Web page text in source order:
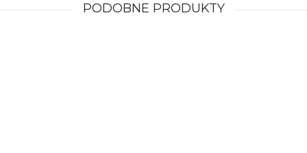
PODOBNE PRODUKTY